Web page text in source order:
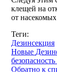
клещей на
от
Теги:
Дезинсекция
Новые
Обратно к